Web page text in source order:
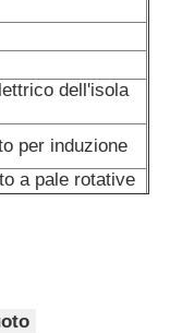
dell'isola
per induzione
a pale rotative
di vuoto